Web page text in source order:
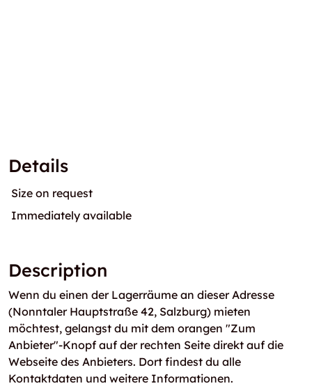
Details
Size on request
Immediately available
Description
Wenn du einen der Lagerräume an dieser Adresse
(Nonntaler Hauptstraße 42, Salzburg) mieten
möchtest, gelangst du mit dem orangen "Zum
Anbieter"-Knopf auf der rechten Seite direkt auf die
Webseite des Anbieters. Dort findest du alle
Kontaktdaten und weitere Informationen.